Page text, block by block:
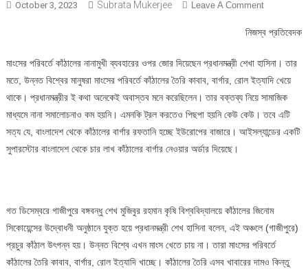
October 3, 2023 Subrata Mukerjee Leave A CommentOn
রফতানির
যুক্ত
হলো
কাঁঠালের
বার্গার
নিজস্ব প্রতিবেদক
মাংসের পরিবর্তে কাঁঠালের নানামুখী ব্যবহারের ওপর জোর দিয়েছেন প্রধানমন্ত্রী শেখা হাসিনা। তার
মতে, উন্নত বিশ্বের মানুষরা মাংসের পরিবর্তে কাঁঠালের তৈরি কাবাব, বার্গার, রোল ইত্যাদি খেয়ে
থাকে। প্রধানমন্ত্রীর ই কথা অনেকেই অবাস্তব মনে করেছিলেন। তার বক্তব্য নিয়ে সামাজিক
মাধ্যমে নানা সমালোচনাও কম হয়নি। এমনকি ট্রল করতেও পিছপা হয়নি কেউ কেউ। তবে এটি
সত্য যে, বাংলাদেশ থেকে কাঁঠালের বার্গার রফতানি হচ্ছে ইউরোপের বাজারে। আইসল্যান্ডের একটি
সুপারস্টোর বাংলাদেশ থেকে চার লাখ কাঁঠালের বার্গার নেওয়ার অর্ডার দিয়েছে।
গত ডিসেম্বরে গাজীপুরে বঙ্গবন্ধু শেখ মুজিবুর রহমান কৃষি বিশ্ববিদ্যালয়ে কাঁঠালের জিনোম
সিকোয়েন্সের উদ্বোধনী অনুষ্ঠানে যুক্ত হয়ে প্রধানমন্ত্রী শেখ হাসিনা বলেন, এই অঞ্চলে (গাজীপুরে)
প্রচুর কাঁঠাল উৎপন্ন হয়। উন্নত বিশ্বে এখন মাংস খেতে চায় না। তারা মাংসের পরিবর্তে
কাঁঠালের তৈরি কাবাব, বার্গার, রোল ইত্যাদি খাচ্ছে। কাঁঠালের তৈরি এসব খাবারের দামও কিন্তু